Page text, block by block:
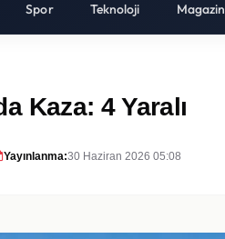
Spor Teknoloji Magazin
Kaza: 4 Yaralı
Yayınlanma:30 Haziran 2026 05:08